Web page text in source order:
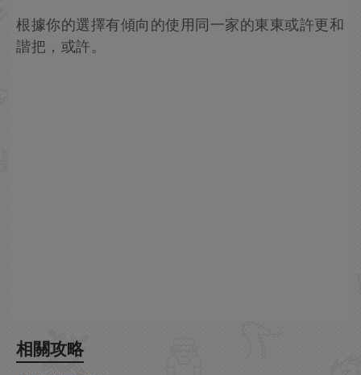
根據你的選擇有傾向的使用同一家的東東或許更和
諧把，或許。
相關攻略